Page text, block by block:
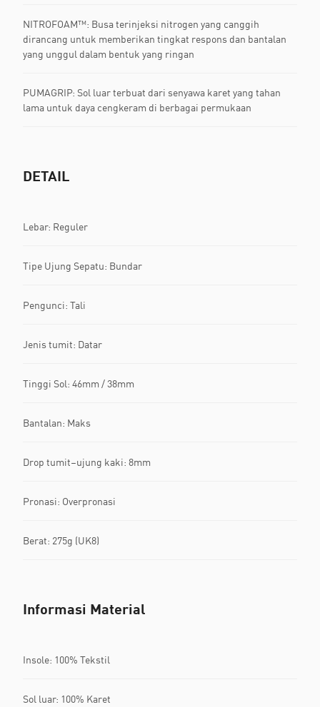
NITROFOAM™: Busa terinjeksi nitrogen yang canggih
dirancang untuk memberikan tingkat respons dan bantalan
yang unggul dalam bentuk yang ringan
PUMAGRIP: Sol luar terbuat dari senyawa karet yang tahan
lama untuk daya cengkeram di berbagai permukaan
DETAIL
Lebar: Reguler
Tipe Ujung Sepatu: Bundar
Pengunci: Tali
Jenis tumit: Datar
Tinggi Sol: 46mm / 38mm
Bantalan: Maks
Drop tumit–ujung kaki: 8mm
Pronasi: Overpronasi
Berat: 275g (UK8)
Informasi Material
Insole: 100% Tekstil
Sol luar: 100% Karet